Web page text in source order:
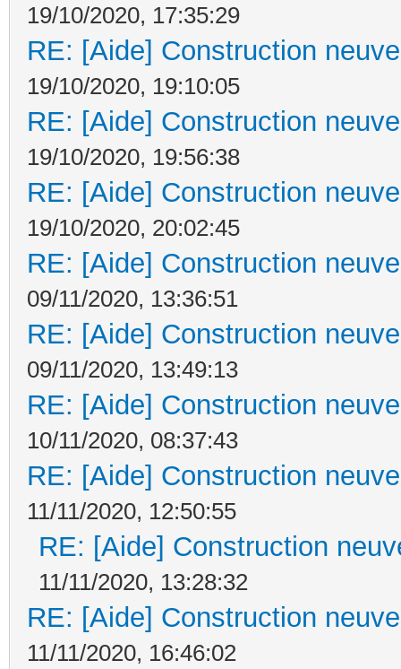
19/10/2020, 17:35:29
RE: [Aide] Construction
19/10/2020, 19:10:05
RE: [Aide] Construction
19/10/2020, 19:56:38
RE: [Aide] Construction
19/10/2020, 20:02:45
RE: [Aide] Construction
09/11/2020, 13:36:51
RE: [Aide] Construction
09/11/2020, 13:49:13
RE: [Aide] Construction
10/11/2020, 08:37:43
RE: [Aide] Construction
11/11/2020, 12:50:55
RE: [Aide] Construction
11/11/2020, 13:28:32
RE: [Aide] Construction
11/11/2020, 16:46:02